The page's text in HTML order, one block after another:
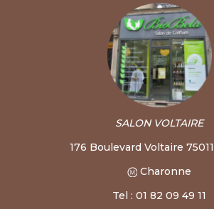
SALON VOLTAIRE
176 Boulevard Voltaire
Charonne
Tel : 01 82 09 49 11